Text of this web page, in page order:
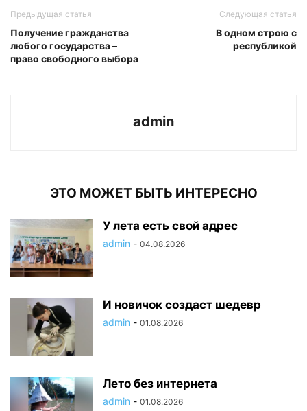
Предыдущая статья
Получение гражданства
любого государства –
право свободного выбора
Следующая статья
В одном строю с
республикой
admin
ЭТО МОЖЕТ БЫТЬ ИНТЕРЕСНО
У лета есть свой адрес
admin - 04.08.2026
И новичок создаст шедевр
admin - 01.08.2026
Лето без интернета
admin - 01.08.2026